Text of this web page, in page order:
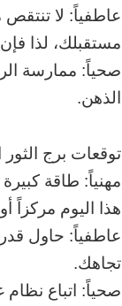
عاطفياً: لا
مستقبلك، لذا
صحياً: ممارسة
الذهن.
توقعات برج الثور اليوم
مهنياً: طاقة
هذا اليوم مركزاً
عاطفياً: حاول
تجاهك.
صحياً: اتباع